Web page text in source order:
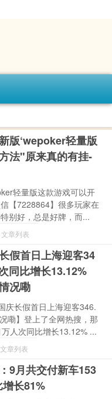
版‘wepoker轻量版
法"原来真的有挂-
轻量版这款游戏可以开
【7228864】很多玩家在
别好，总是好牌，而...
文章列表
假首日上海迎客34
同比增长13.12%
况嘞
庆长假首日上海迎客346.
嘞】登上了全网热搜，那
人次同比增长13.12% ...
文章列表
9月共交付新车153
长81%